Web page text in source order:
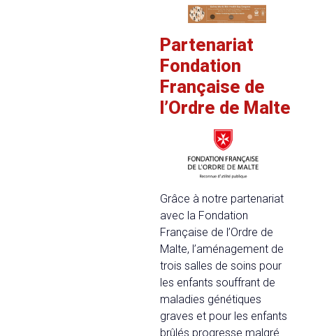
Partenariat
Fondation
Française de
l’Ordre de Malte
Grâce à notre partenariat
avec la Fondation
Française de l’Ordre de
Malte, l’aménagement de
trois salles de soins pour
les enfants souffrant de
maladies génétiques
graves et pour les enfants
brûlés progresse malgré